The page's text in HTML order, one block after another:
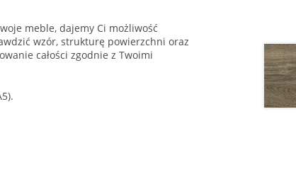
meble, dajemy Ci możliwość
wzór, strukturę powierzchni oraz
całości zgodnie z Twoimi